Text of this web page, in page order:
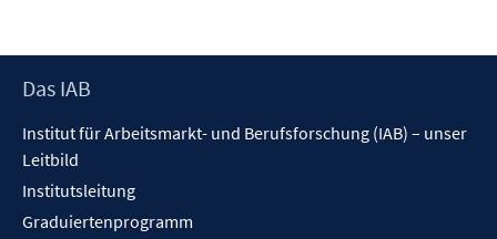
Footer
Das IAB
Institut für Arbeitsmarkt- und Berufsforschung (IAB) – unser
Leitbild
Institutsleitung
Graduiertenprogramm